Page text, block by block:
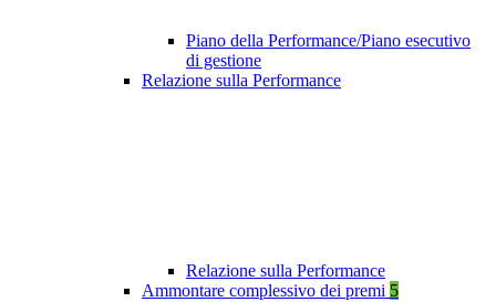
Piano della Performance/Piano esecutivo
di gestione
Relazione sulla Performance
Relazione sulla Performance
Ammontare complessivo dei premi 5